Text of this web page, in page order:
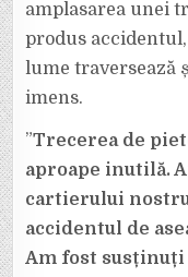
amplasarea unei
produs
lume traversează
imens.
”Trecerea de
aproape inutilă.
cartierului
accidentul de
Am fost susținuți